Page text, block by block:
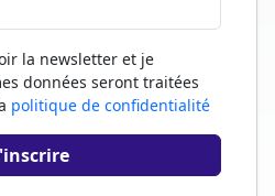
la newsletter et je
données seront traitées
politique de confidentialité